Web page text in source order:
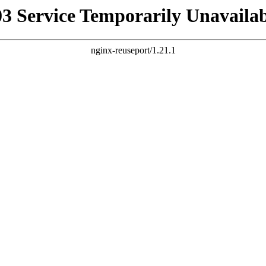
Service Temporarily
nginx-reuseport/1.21.1